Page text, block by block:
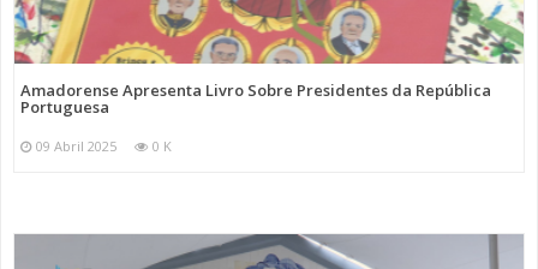
Amadorense Apresenta Livro Sobre Presidentes da República
Portuguesa
09 Abril 2025 0 K